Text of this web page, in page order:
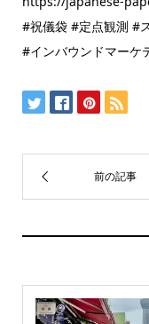
#祝儀袋 #定点観測 #
#インバウンドマーケ